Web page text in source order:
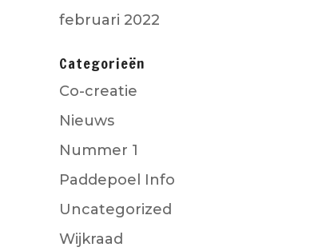
februari 2022
Categorieën
Co-creatie
Nieuws
Nummer 1
Paddepoel Info
Uncategorized
Wijkraad